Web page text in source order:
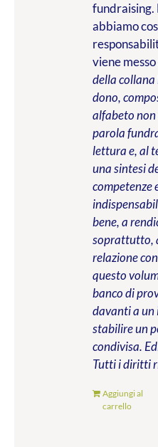
fundraising.
abbiamo
viene
della collana
dono,
alfabeto non
parola
lettura e, al
una sintesi
competenze
bene, a
soprattutto,
relazione
questo
banco di
davanti a un
stabilire un
condivisa.
Tutti i diritti
Aggiungi al
carrello